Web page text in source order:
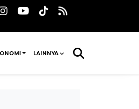
LAINNYA